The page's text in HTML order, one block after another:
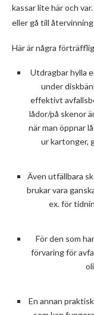
kassar lite här och
eller gå till
Här är några
Utdragbar hylla
under
effektivt
lådor/på skenor
när man öppnar
ur kartonger,
Även utfällbara
brukar vara
ex. för
För den som
förvaring för
En annan